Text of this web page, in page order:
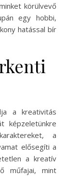
körülvevő
egy hobbi,
hatással bír
a kreativitás
képzeletünkre
a
elősegíti a
a kreatív
műfajai, mint